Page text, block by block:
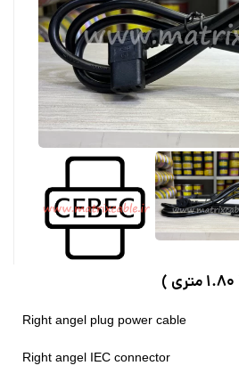
Right angel plug power cable
Right angel IEC connector